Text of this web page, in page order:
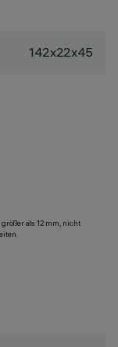
142x22x45
als 12 mm, nicht